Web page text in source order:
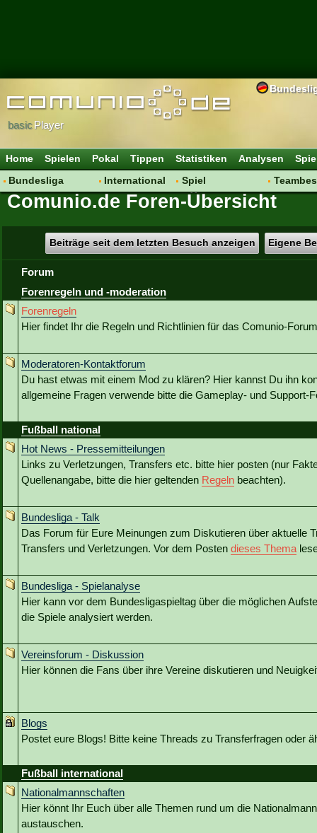
basicPlayer
Home Spielen Pokal Tippen Statistiken Analysen
Bundesliga
Hot News
Spielanalyse
Vereinsdiskussion
Vereinsfragen
International
Vereine
Spiel
Regeln & Tipps
Comunio.de Foren-Übersicht
Beiträge seit dem letzten Besuch anzeigen Eigene
Forum
Forenregeln und -moderation
Forenregeln
Hier findet Ihr die Regeln und Richtlinien für das Comunio-
Moderatoren-Kontaktforum
Du hast etwas mit einem Mod zu klären? Hier kannst Du ihn
allgemeine Fragen verwende bitte die Gameplay- und Support-
Fußball national
Hot News - Pressemitteilungen
Links zu Verletzungen, Transfers etc. bitte hier posten (nur
Quellenangabe, bitte die hier geltenden Regeln beachten).
Bundesliga - Talk
Das Forum für Eure Meinungen zum Diskutieren über aktuelle
Transfers und Verletzungen. Vor dem Posten dieses Thema
Bundesliga - Spielanalyse
Hier kann vor dem Bundesligaspieltag über die möglichen
die Spiele analysiert werden.
Vereinsforum - Diskussion
Hier können die Fans über ihre Vereine diskutieren und
Blogs
Postet eure Blogs! Bitte keine Threads zu Transferfragen oder
Fußball international
Nationalmannschaften
Hier könnt Ihr Euch über alle Themen rund um die
austauschen.